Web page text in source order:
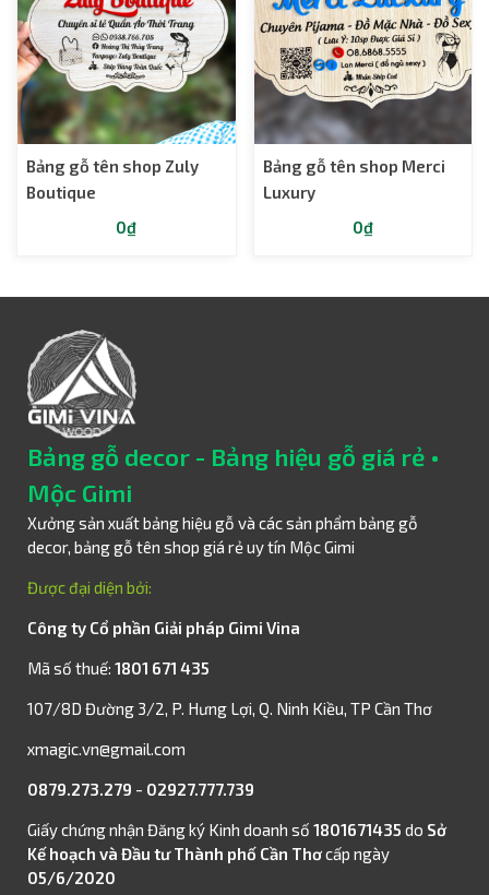
Bảng gỗ tên shop Zuly
Boutique
0₫
Bảng gỗ tên shop Merci
Luxury
0₫
Bảng gỗ decor - Bảng hiệu gỗ giá rẻ •
Mộc Gimi
Xưởng sản xuất bảng hiệu gỗ và các sản phẩm bảng gỗ
decor, bảng gỗ tên shop giá rẻ uy tín Mộc Gimi
Được đại diện bởi:
Công ty Cổ phần Giải pháp Gimi Vina
Mã số thuế: 1801 671 435
107/8D Đường 3/2, P. Hưng Lợi, Q. Ninh Kiều, TP Cần Thơ
xmagic.vn@gmail.com
0879.273.279 - 02927.777.739
Giấy chứng nhận Đăng ký Kinh doanh số 1801671435 do Sở
Kế hoạch và Đầu tư Thành phố Cần Thơcấp ngày
05/6/2020